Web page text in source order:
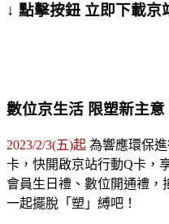
↓ 點擊按鈕 立即下載京
數位京生活 限塑新主意
2023/2/3(五)起 為響應環保
卡，快開啟京站行動Q卡，
會員生日禮、數位開通禮，
一起擺脫「塑」縛吧！